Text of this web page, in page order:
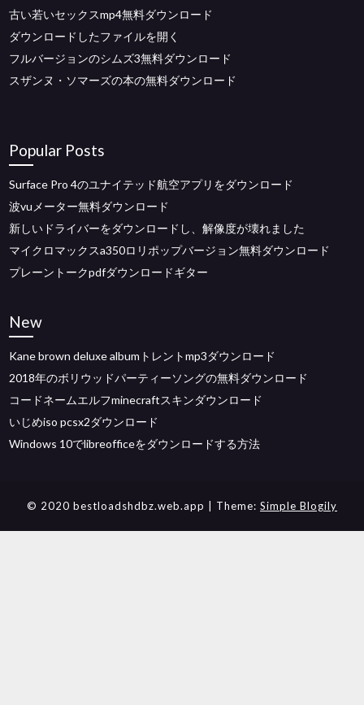
古い若いセックスmp4無料ダウンロード
ダウンロードしたファイルを開く
フルバージョンのシムズ3無料ダウンロード
スザンヌ・ソマーズの本の無料ダウンロード
Popular Posts
Surface Pro 4のユナイテッド航空アプリをダウンロード
波vuメーター無料ダウンロード
新しいドライバーをダウンロードし、解像度が壊れました
マイクロマックスa350ロリポップバージョン無料ダウンロード
プレーントークpdfダウンロードギター
New
Kane brown deluxe albumトレントmp3ダウンロード
2018年のボリウッドパーティーソングの無料ダウンロード
コードネームエルフminecraftスキンダウンロード
いじめiso pcsx2ダウンロード
Windows 10でlibreofficeをダウンロードする方法
© 2020 bestloadshdbz.web.app | Theme: Simple Blogily